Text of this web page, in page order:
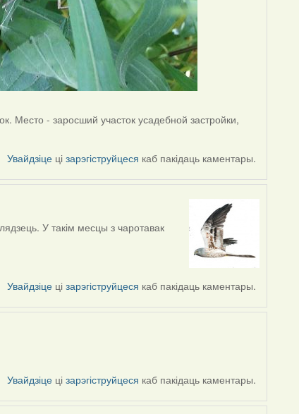
Место - заросший участок усадебной застройки,
Увайдзіце цізарэгіструйцеся каб пакідаць каментары.
У такім месцы з чаротавак
Увайдзіце цізарэгіструйцеся каб пакідаць каментары.
Увайдзіце цізарэгіструйцеся каб пакідаць каментары.